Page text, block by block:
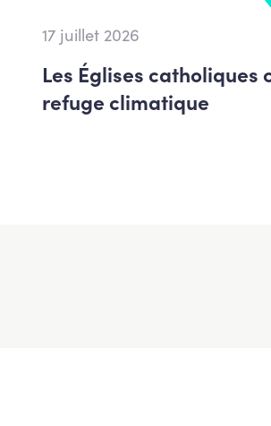
17 juillet 2026
Les Églises catholiques
refuge climatique